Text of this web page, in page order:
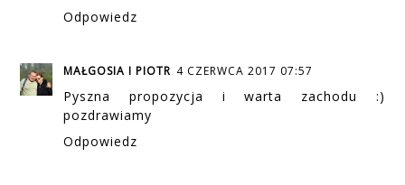
Odpowiedz
MAŁGOSIA I PIOTR 4 CZERWCA 2017 07:57
Pyszna propozycja i warta zachodu :)
pozdrawiamy
Odpowiedz